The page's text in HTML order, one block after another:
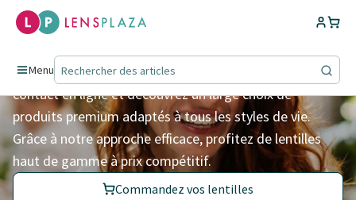
Menu
Des lentilles pour la vie.
Chez Lensplaza, commandez facilement vos lentilles de
contact en ligne et découvrez un large choix de
produits premium adaptés à tous les styles de vie.
Grâce à notre approche efficace, profitez de lentilles
haut de gamme à prix compétitif.
Commandez vos lentilles